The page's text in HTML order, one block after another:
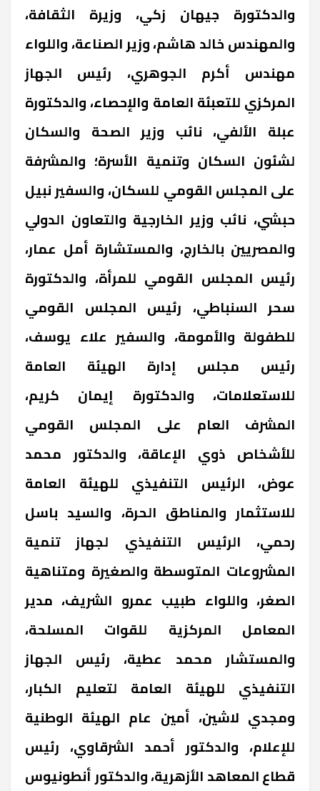
والدكتورة جيهان زكي، وزيرة الثقافة،
والمهندس خالد هاشم، وزير الصناعة، واللواء
مهندس أكرم الجوهري، رئيس الجهاز
المركزي للتعبئة العامة والإحصاء، والدكتورة
عبلة الألفي، نائب وزير الصحة والسكان
لشئون السكان وتنمية الأسرة؛ والمشرفة
على المجلس القومي للسكان، والسفير نبيل
حبشي، نائب وزير الخارجية والتعاون الدولي
والمصريين بالخارج، والمستشارة أمل عمار،
رئيس المجلس القومي للمرأة، والدكتورة
سحر السنباطي، رئيس المجلس القومي
للطفولة والأمومة، والسفير علاء يوسف،
رئيس مجلس إدارة الهيئة العامة
للاستعلامات، والدكتورة إيمان كريم،
المشرف العام على المجلس القومي
للأشخاص ذوي الإعاقة، والدكتور محمد
عوض، الرئيس التنفيذي للهيئة العامة
للاستثمار والمناطق الحرة، والسيد باسل
رحمي، الرئيس التنفيذي لجهاز تنمية
المشروعات المتوسطة والصغيرة ومتناهية
الصغر، واللواء طبيب عمرو الشريف، مدير
المعامل المركزية للقوات المسلحة،
والمستشار محمد عطية، رئيس الجهاز
التنفيذي للهيئة العامة لتعليم الكبار،
ومجدي لاشين، أمين عام الهيئة الوطنية
للإعلام، والدكتور أحمد الشرقاوي، رئيس
قطاع المعاهد الأزهرية، والدكتور أنطونيوس